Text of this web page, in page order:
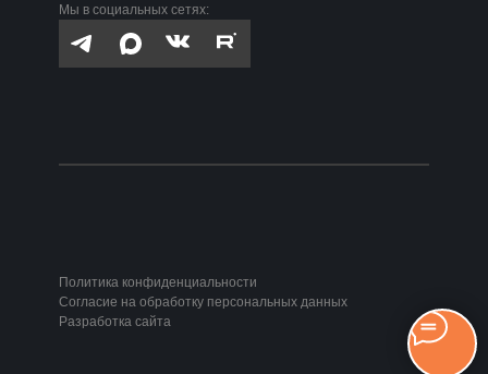
Мы в социальных сетях:
Политика конфиденциальности
Согласие на обработку персональных данных
Разработка сайта